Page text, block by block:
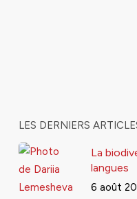
LES DERNIERS
La
langues
6 août